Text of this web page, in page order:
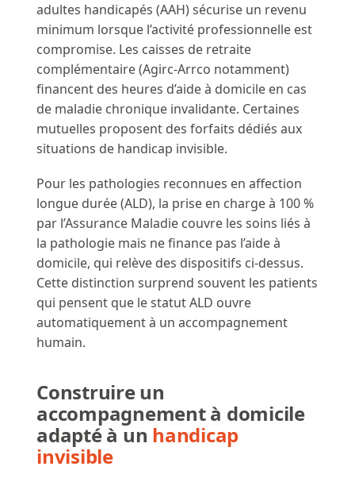
adultes handicapés (AAH) sécurise un revenu
minimum lorsque l’activité professionnelle est
compromise. Les caisses de retraite
complémentaire (Agirc-Arrco notamment)
financent des heures d’aide à domicile en cas
de maladie chronique invalidante. Certaines
mutuelles proposent des forfaits dédiés aux
situations de handicap invisible.
Pour les pathologies reconnues en affection
longue durée (ALD), la prise en charge à 100 %
par l’Assurance Maladie couvre les soins liés à
la pathologie mais ne finance pas l’aide à
domicile, qui relève des dispositifs ci-dessus.
Cette distinction surprend souvent les patients
qui pensent que le statut ALD ouvre
automatiquement à un accompagnement
humain.
Construire un
accompagnement à domicile
adapté à un handicap
invisible